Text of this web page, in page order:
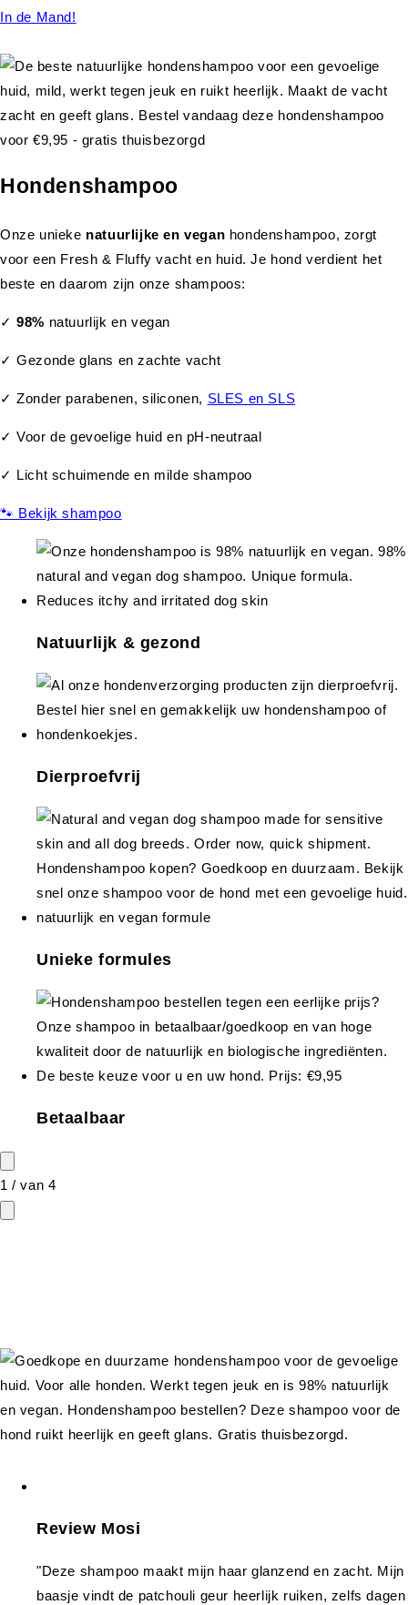
In de Mand!
Hondenshampoo
Onze unieke natuurlijke en vegan hondenshampoo, zorgt
voor een Fresh & Fluffy vacht en huid. Je hond verdient het
beste en daarom zijn onze shampoos:
✓98% natuurlijk en vegan
✓ Gezonde glans en zachte vacht
✓ Zonder parabenen, siliconen, SLES en SLS
✓ Voor de gevoelige huid en pH-neutraal
✓ Licht schuimende en milde shampoo
🐾 Bekijk shampoo
Natuurlijk & gezond
Dierproefvrij
Unieke formules
Betaalbaar
1 /van 4
Review Mosi
"Deze shampoo maakt mijn haar glanzend en zacht. Mijn
baasje vindt de patchouli geur heerlijk ruiken, zelfs dagen